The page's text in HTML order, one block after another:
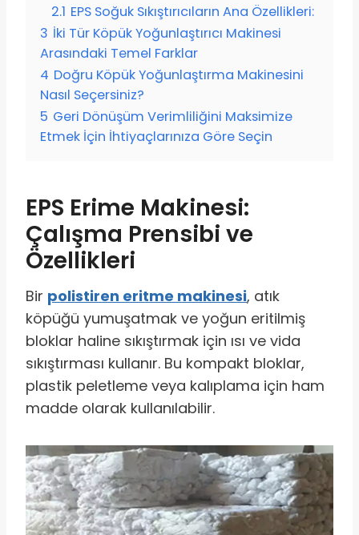
2.1 EPS Soğuk Sıkıştırıcıların Ana Özellikleri:
3 İki Tür Köpük Yoğunlaştırıcı Makinesi
Arasındaki Temel Farklar
4 Doğru Köpük Yoğunlaştırma Makinesini
Nasıl Seçersiniz?
5 Geri Dönüşüm Verimliliğini Maksimize
Etmek İçin İhtiyaçlarınıza Göre Seçin
EPS Erime Makinesi:
Çalışma Prensibi ve
Özellikleri
Bir polistiren eritme makinesi, atık
köpüğü yumuşatmak ve yoğun eritilmiş
bloklar haline sıkıştırmak için ısı ve vida
sıkıştırması kullanır. Bu kompakt bloklar,
plastik peletleme veya kalıplama için ham
madde olarak kullanılabilir.